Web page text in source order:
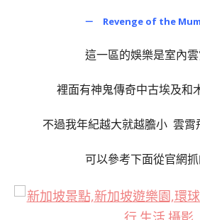
－ Revenge of the
這一區的娛樂是室內
裡面有神鬼傳奇中古埃及和
不過我年紀越大就越膽小 雲霄
可以參考下面從官網